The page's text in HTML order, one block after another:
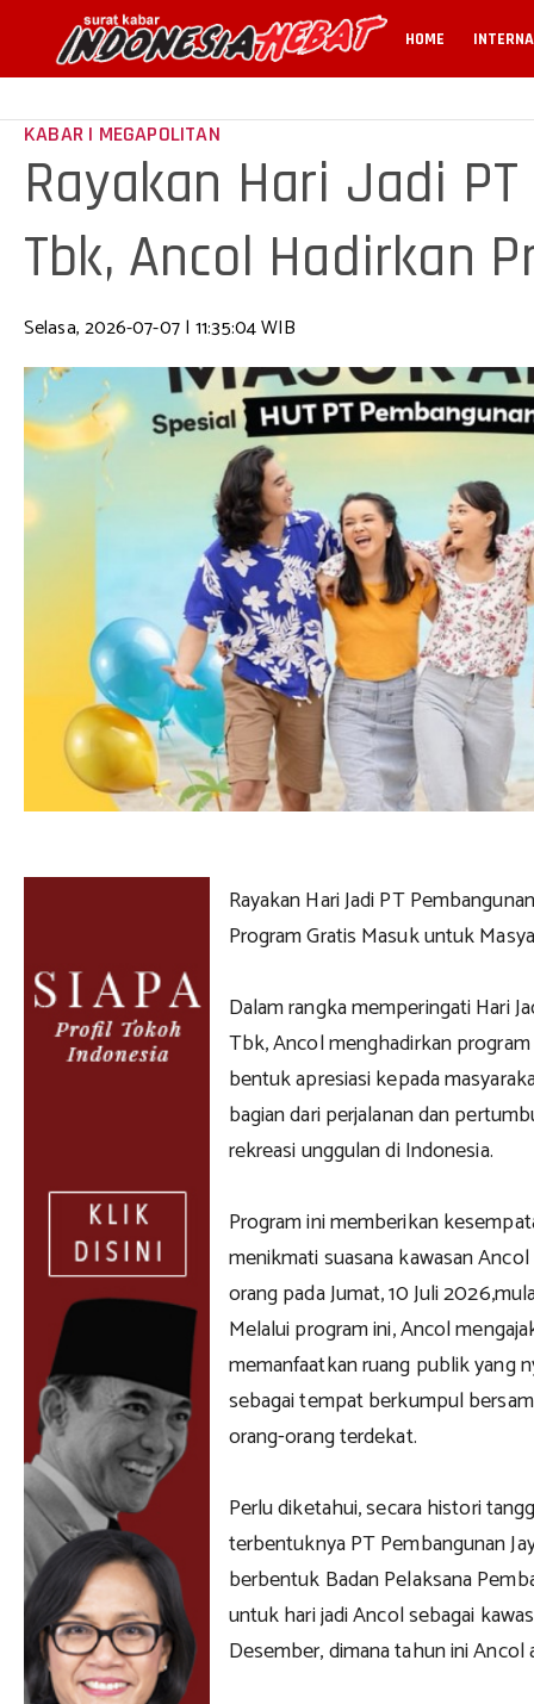
HOME
KABAR | MEGAPOLITAN
Rayakan Hari Jadi
Tbk, Ancol Hadirkan
Masyaraka
Selasa, 2026-07-07 | 11:35:04 WIB
Rayakan Hari Jadi PT
Program Gratis Masuk untuk
Dalam rangka memperingati Hari
Tbk, Ancol menghadirkan
bentuk apresiasi kepada
bagian dari perjalanan dan
rekreasi unggulan di Indonesia.
Program ini memberikan
menikmati suasana kawasan
orang pada Jumat, 10 Juli
Melalui program ini, Ancol
memanfaatkan ruang publik yang
sebagai tempat berkumpul
orang-orang terdekat.
Perlu diketahui, secara histori
terbentuknya PT Pembangunan
berbentuk Badan Pelaksana
untuk hari jadi Ancol sebagai
Desember, dimana tahun ini